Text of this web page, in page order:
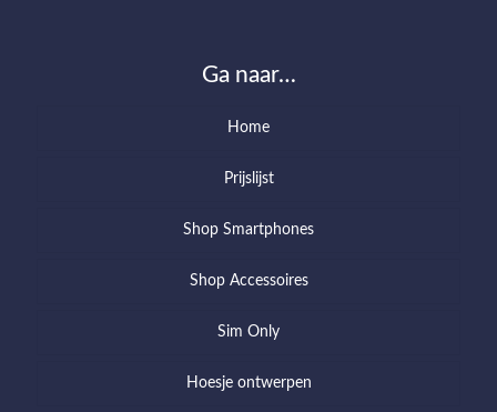
Ga naar…
Home
Prijslijst
Shop Smartphones
Shop Accessoires
Sim Only
Hoesje ontwerpen